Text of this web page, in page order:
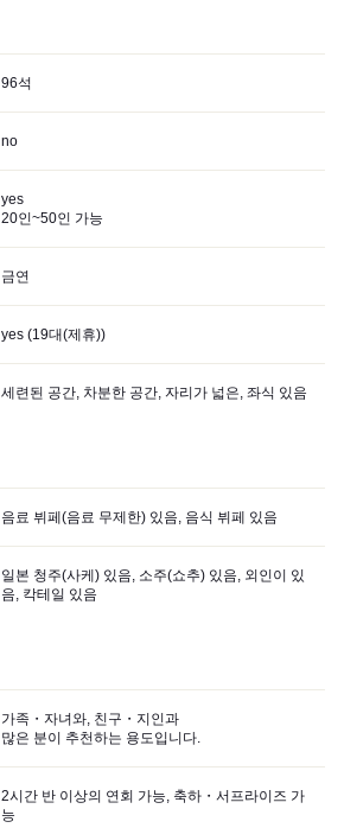
96석
no
yes
20인~50인 가능
금연
yes (19대(제휴))
세련된 공간, 차분한 공간, 자리가 넓은, 좌식 있음
음료 뷔페(음료 무제한) 있음, 음식 뷔페 있음
일본 청주(사케) 있음, 소주(쇼추) 있음, 외인이 있
음, 칵테일 있음
가족・자녀와, 친구・지인과
많은 분이 추천하는 용도입니다.
2시간 반 이상의 연회 가능, 축하・서프라이즈 가
능